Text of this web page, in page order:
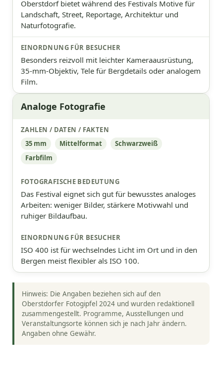
Oberstdorf bietet während des Festivals Motive für
Landschaft, Street, Reportage, Architektur und
Naturfotografie.
Besonders reizvoll mit leichter Kameraausrüstung,
35-mm-Objektiv, Tele für Bergdetails oder analogem
Film.
Analoge Fotografie
35 mm Mittelformat
Schwarzweiß
Farbfilm
Das Festival eignet sich gut für bewusstes analoges
Arbeiten: weniger Bilder, stärkere Motivwahl und
ruhiger Bildaufbau.
ISO 400 ist für wechselndes Licht im Ort und in den
Bergen meist flexibler als ISO 100.
Hinweis: Die Angaben beziehen sich auf den
Oberstdorfer Fotogipfel 2024 und wurden redaktionell
zusammengestellt. Programme, Ausstellungen und
Veranstaltungsorte können sich je nach Jahr ändern.
Angaben ohne Gewähr.